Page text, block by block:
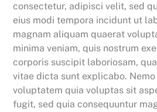
consectetur, adipisci velit, sed
eius modi tempora incidunt ut
magnam aliquam quaerat
minima veniam, quis nostrum
corporis suscipit laboriosam,
vitae dicta sunt explicabo. Nemo
voluptatem quia voluptas sit
fugit, sed quia consequuntur